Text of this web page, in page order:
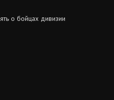
о бойцах дивизии